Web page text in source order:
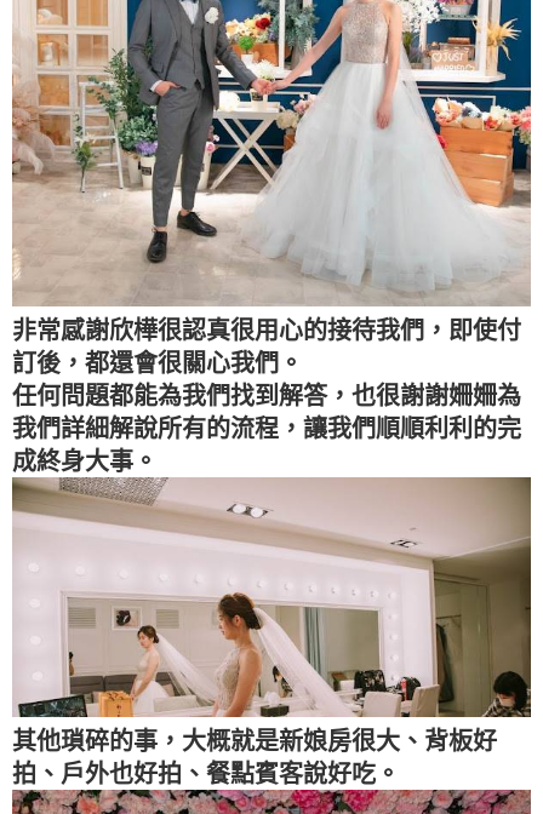
非常感謝欣樺很認真很用心的接待我們，即使付
訂後，都還會很關心我們。
任何問題都能為我們找到解答，也很謝謝姍姍為
我們詳細解說所有的流程，讓我們順順利利的完
成終身大事。
其他瑣碎的事，大概就是新娘房很大、背板好
拍、戶外也好拍、餐點賓客說好吃。